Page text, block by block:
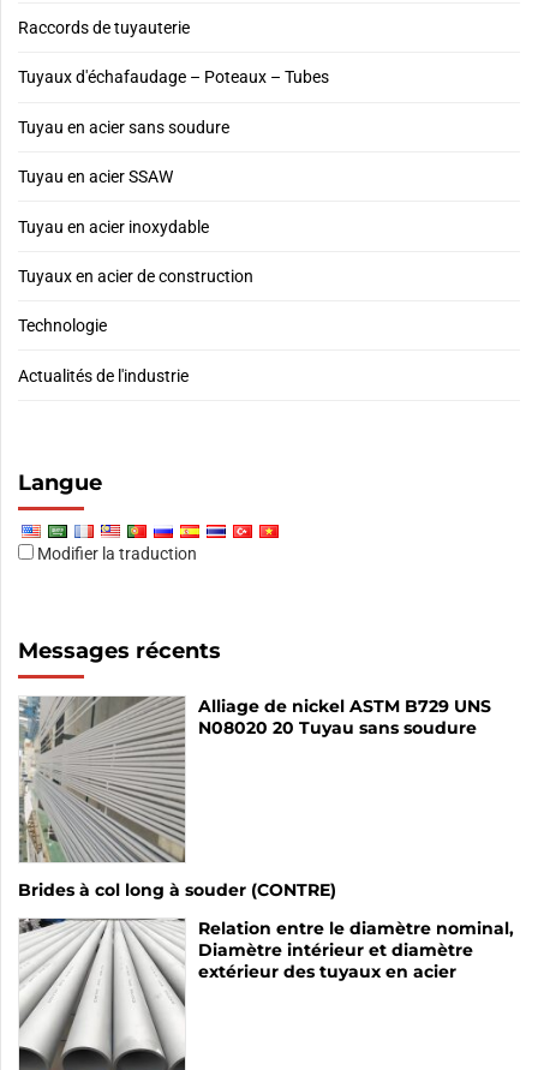
Raccords de tuyauterie
Tuyaux d'échafaudage – Poteaux – Tubes
Tuyau en acier sans soudure
Tuyau en acier SSAW
Tuyau en acier inoxydable
Tuyaux en acier de construction
Technologie
Actualités de l'industrie
Langue
Modifier la traduction
Messages récents
Alliage de nickel ASTM B729 UNS
N08020 20 Tuyau sans soudure
Brides à col long à souder (CONTRE)
Relation entre le diamètre nominal,
Diamètre intérieur et diamètre
extérieur des tuyaux en acier